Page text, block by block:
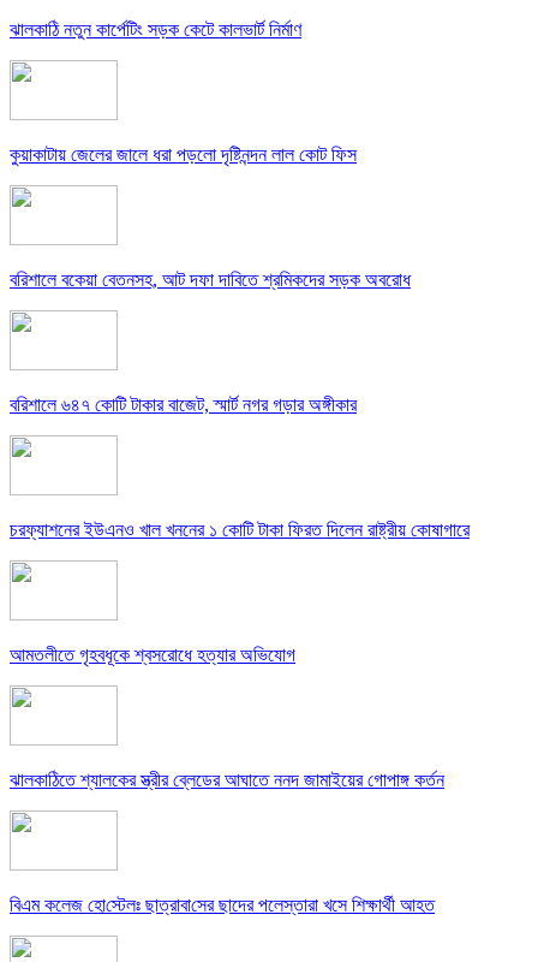
ঝালকাঠি নতুন কার্পেটিং সড়ক কেটে কালভার্ট নির্মাণ
কুয়াকাটায় জেলের জালে ধরা পড়লো দৃষ্টিনন্দন লাল কোট ফিস
বরিশালে বকেয়া বেতনসহ, আট দফা দাবিতে শ্রমিকদের সড়ক অবরোধ
বরিশালে ৬৪৭ কোটি টাকার বাজেট, স্মার্ট নগর গড়ার অঙ্গীকার
চরফ্যাশনের ইউএনও খাল খননের ১ কোটি টাকা ফিরত দিলেন রাষ্ট্রীয় কোষাগারে
আমতলীতে গৃহবধূকে শ্বসরোধে হত্যার অভিযোগ
ঝালকাঠিতে শ্যালকের স্ত্রীর ব্লেডের আঘাতে ননদ জামাইয়ের গোপাঙ্গ কর্তন
বিএম কলে‌জ হো‌স্টেলঃ ছাত্রাবা‌সের ছাদের পলেস্তারা খসে শিক্ষার্থী আহত